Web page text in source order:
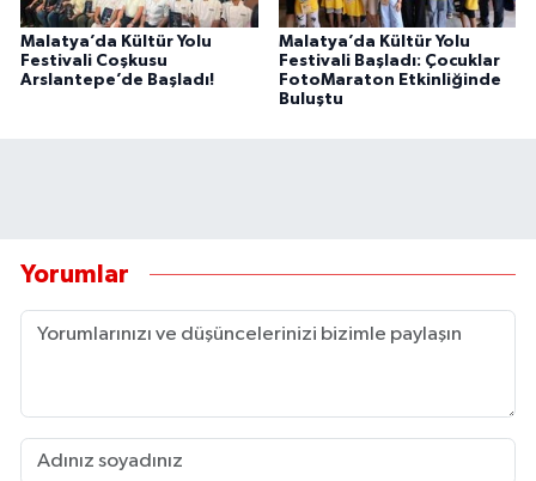
Malatya’da Kültür Yolu
Festivali Coşkusu
Arslantepe’de Başladı!
Malatya’da Kültür Yolu
Festivali Başladı: Çocuklar
FotoMaraton Etkinliğinde
Buluştu
Yorumlar